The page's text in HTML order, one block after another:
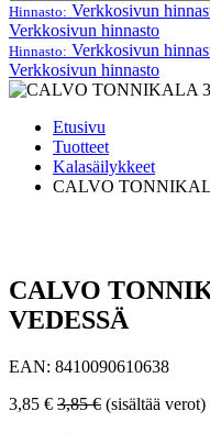
Hinnasto: Verkkosivun
Verkkosivun hinnasto
Hinnasto: Verkkosivun
Verkkosivun hinnasto
Etusivu
Tuotteet
Kalasäilykkeet
CALVO
CALVO
VEDESSÄ
EAN: 8410090610638
3,85 € 3,85€ (sisältää verot)